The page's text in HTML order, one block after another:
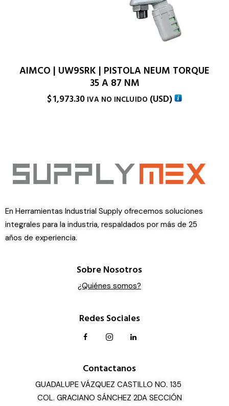
AIMCO | UW9SRK | PISTOLA NEUM TORQUE
35 A 87 NM
$1,973.30 IVA NO INCLUIDO (USD)
En Herramientas Industrial Supply ofrecemos soluciones
integrales para la industria, respaldados por más de 25
años de experiencia.
Sobre Nosotros
¿Quiénes somos?
Redes Sociales
Contactanos
GUADALUPE VÁZQUEZ CASTILLO NO. 135
COL. GRACIANO SÁNCHEZ 2DA SECCIÓN